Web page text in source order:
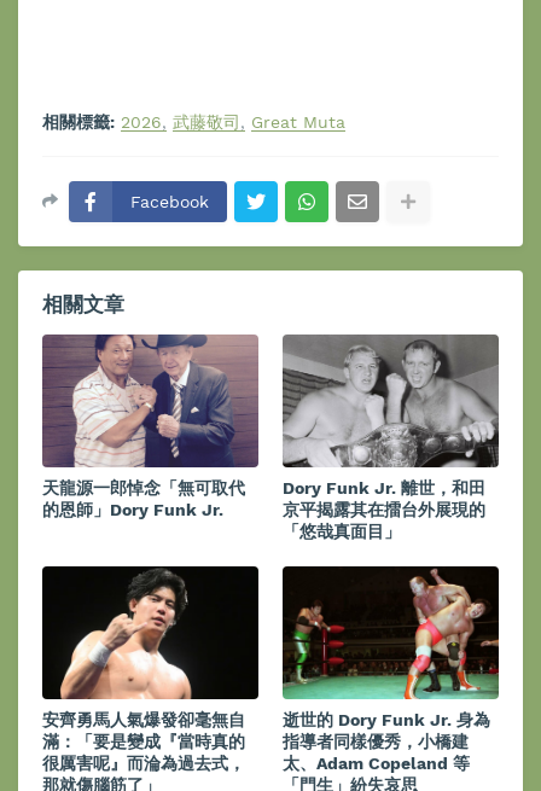
相關標籤: 2026 武藤敬司 Great Muta
Facebook
相關文章
天龍源一郎悼念「無可取代
的恩師」Dory Funk Jr.
Dory Funk Jr. 離世，和田
京平揭露其在擂台外展現的
「悠哉真面目」
安齊勇馬人氣爆發卻毫無自
滿：「要是變成『當時真的
很厲害呢』而淪為過去式，
那就傷腦筋了」
逝世的 Dory Funk Jr. 身為
指導者同樣優秀，小橋建
太、Adam Copeland 等
「門生」紛失哀思